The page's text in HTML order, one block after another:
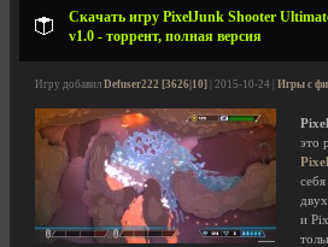
Скачать игру PixelJunk Shooter
v1.0 - торрент, полная версия
Игру добавил Defuser222 [3626|10] | 2015-10-24 | Игры с
это
и